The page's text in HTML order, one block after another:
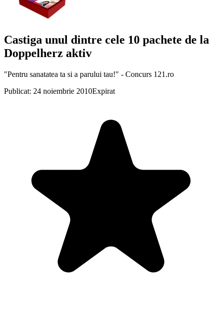
Castiga unul dintre cele 10 pachete de la
Doppelherz aktiv
"Pentru sanatatea ta si a parului tau!" - Concurs 121.ro
Publicat: 24 noiembrie 2010Expirat